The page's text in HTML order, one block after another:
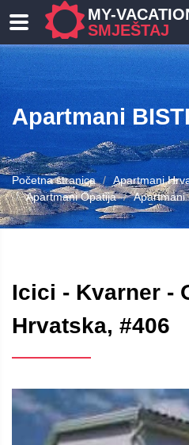
MY-
SMJEŠTAJ
Apartmani
Početna stranica Apartmani
Apartmani Opatija
Apartmani
Icici - Kvarner -
Hrvatska, #406